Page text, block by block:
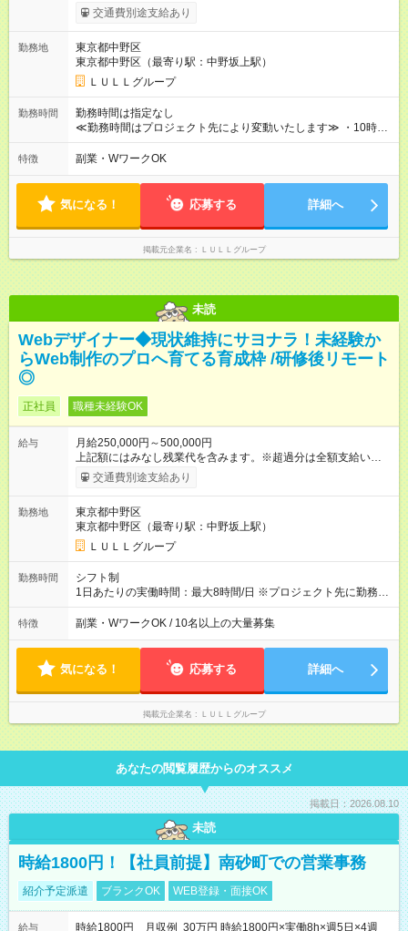
ます。 みなし残業代 21,675円／月 みなし残業時間 12時間／月 -
------------------------------------------------------- ≪経験者の方は以下と
万円～＋業績賞与＋交通費＋各種手当 ※固定残業代（30時間/6
万6，610円分）を含む。超過分は追加支給いたします 能力やス
キルを考慮し初任給を決定。経験者の方は前給考慮も可能で
す！ ◎昇給年1回（研修終了後） ◎賞与年2回（2月・8月）＋業
績賞与あり ◤スキルアップも、収入アップも。◢ 入社後の成長
や頑張りは、しっかり給与で還元しています。 実際にほぼ全員
上アップした社員も。 エンジニアへの還元率は業界高水準の
87％。 スキルを磨いた分だけ、収入アップも目指せる環境で
す！ 【試用期間】試用期間あり 試用期間の長さ：6ヶ月 ※ 雇用
形態と給与に、本採用時と異なる部分があります。 雇用形態：
中途採用（契約社員） 給与：月給 230,000円以上 上記額にはみ
なし残業代を含みます。※超過分は全額支給いたします。 みな
別途支給いたします ※研修期間中（最大12ヶ月間）も、試用期
交通費別途支給あり
勤務地
東京都中野区
東京都中野区（最寄り駅：中野坂上駅）
ＬＵＬＬグループ
勤務時間
勤務時間は指定なし
≪勤務時間はプロジェクト先により変動いたします≫ ・10時00
分～19時00分（休憩1時間） ・9時00分～18時00分（休憩1時
間） ＼平日夜も、ちゃんと「自分時間」がつくれます／ 残業は
やサウナなど、 趣味の時間を楽しむ社員も多くいます◎
特徴 副業・WワークOK
気になる！ 応募する 詳細へ
掲載元企業名 ＬＵＬＬグループ
未読
Webデザイナー◆現状維持にサヨナラ！未経験か
らWeb制作のプロへ育てる育成枠 /研修後リモート
◎
正社員 職種未経験OK
給与
月給250,000円～500,000円
上記額にはみなし残業代を含みます。※超過分は全額支給いたし
ます。 みなし残業代 21,675円／月 みなし残業時間 12時間／月 -
------------------------------------------------------- ≪経験者の方は以下と
万円～＋業績賞与＋交通費＋各種手当 ※固定残業代（30時間/6
万6，610円分）を含む。超過分は追加支給いたします 能力やス
キルを考慮し初任給を決定。経験者の方は前給考慮も可能で
す！ ◎昇給年1回（研修終了後） ◎賞与年2回（2月・8月）＋業
績賞与あり ◤スキルアップも、収入アップも。◢ 入社後の成長
や頑張りは、しっかり給与で還元しています。 実際にほぼ全員
上アップした社員も。 エンジニアへの還元率は業界高水準の
87％。 スキルを磨いた分だけ、収入アップも目指せる環境で
す！ 【試用期間】試用期間あり 試用期間の長さ：6ヶ月 ※ 雇用
形態と給与に、本採用時と異なる部分があります。 雇用形態：
中途採用（契約社員） 給与：月給 230,000円以上 上記額にはみ
なし残業代を含みます。※超過分は全額支給いたします。 みな
別途支給いたします ※研修期間中（最大12ヶ月間）も、試用期
交通費別途支給あり
勤務地
東京都中野区
東京都中野区（最寄り駅：中野坂上駅）
ＬＵＬＬグループ
勤務時間
シフト制
1日あたりの実働時間：最大8時間/日 ※プロジェクト先に勤務時
間は異なります 【シフト例】 ・10時00分～19時00分 ・9時00
分～18時00分 平均残業時間：月10時間以内
特徴 副業・WワークOK / 10名以上の大量募集
気になる！ 応募する 詳細へ
掲載元企業名 ＬＵＬＬグループ
あなたの閲覧履歴からのオススメ
掲載日：2026.08.10
未読
時給1800円！【社員前提】南砂町での営業事務
紹介予定派遣 ブランクOK WEB登録・面接OK
給与 時給1800円 月収例 30万円 時給1800円×実働8h×週5日×4週